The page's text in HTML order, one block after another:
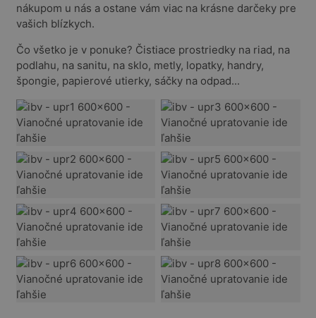
nákupom u nás a ostane vám viac na krásne darčeky pre
vašich blízkych.
Čo všetko je v ponuke? Čistiace prostriedky na riad, na
podlahu, na sanitu, na sklo, metly, lopatky, handry,
špongie, papierové utierky, sáčky na odpad...